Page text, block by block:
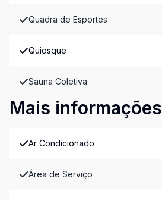
Quadra de Esportes
Quiosque
Sauna Coletiva
Mais informações
Ar Condicionado
Área de Serviço